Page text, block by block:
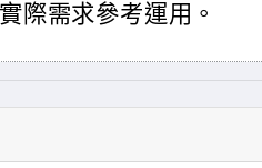
際需求參考運用。